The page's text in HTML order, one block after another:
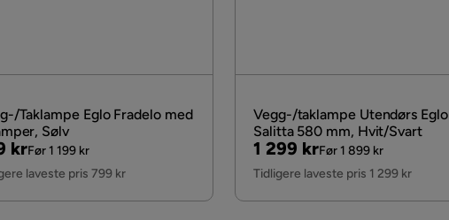
Taklampe Eglo Fradelo med
Sølv
krFør 1 199 kr
laveste pris 799 kr
Vegg-/taklampe Utendørs Eglo
Salitta 580 mm, Hvit/Svart
Pris
1 299 kr
Original
Pris
Før 1 899 kr
Tidligere laveste pris 1 299 kr